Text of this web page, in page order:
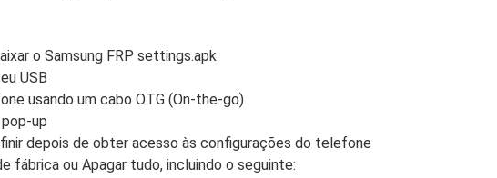
o Samsung FRP settings.apk
USB
usando um cabo OTG (On-the-go)
up
depois de obter acesso às configurações do telefone
fábrica ou Apagar tudo, incluindo o seguinte: